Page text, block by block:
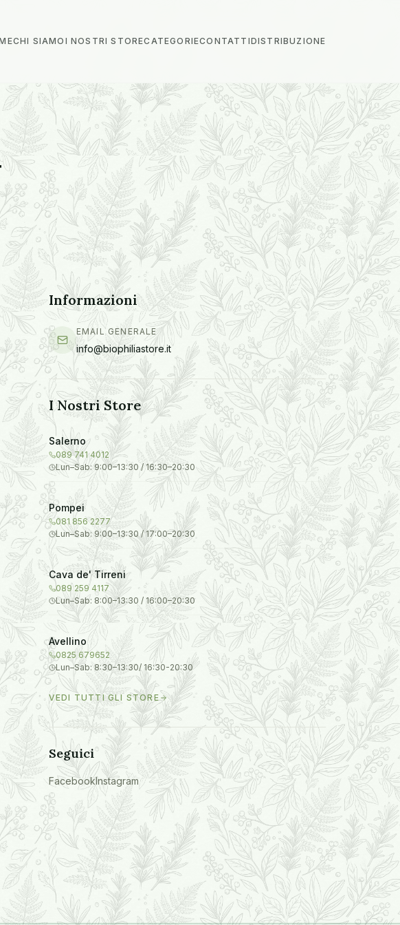
CHI SIAMO I NOSTRI STORECATEGORIECONTATTIDISTRIBUZIONE
Informazioni
EMAIL GENERALE
info@biophiliastore.it
I Nostri Store
Salerno
089 741 4012
Lun–Sab: 9:00–13:30 / 16:30–20:30
Pompei
081 856 2277
Lun–Sab: 9:00–13:30 / 17:00–20:30
Cava de' Tirreni
089 259 4117
Lun–Sab: 8:00–13:30 / 16:00–20:30
Avellino
0825 679652
Lun–Sab: 8:30–13:30/ 16:30-20:30
VEDI TUTTI GLI STORE
Seguici
FacebookInstagram